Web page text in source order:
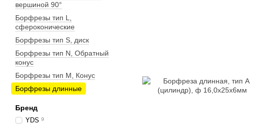
вершиной 90°
Борфрезы тип L,
сфероконические
Борфрезы тип S, диск
Борфрезы тип N, Обратный
конус
Борфрезы тип М, Конус
Борфрезы длинные
Бренд
YDS 9